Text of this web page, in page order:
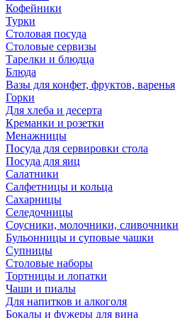
Кофейники
Турки
Столовая посуда
Столовые сервизы
Тарелки и блюдца
Блюда
Вазы для конфет, фруктов, варенья
Горки
Для хлеба и десерта
Креманки и розетки
Менажницы
Посуда для сервировки стола
Посуда для яиц
Салатники
Салфетницы и кольца
Сахарницы
Селедочницы
Соусники, молочники, сливочники
Бульонницы и суповые чашки
Супницы
Столовые наборы
Тортницы и лопатки
Чаши и пиалы
Для напитков и алкоголя
Бокалы и фужеры для вина